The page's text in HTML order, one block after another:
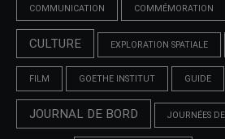
COMMUNICATION COMMÉMORATION
CULTURE EXPLORATION SPATIALE
FILM GOETHE INSTITUT GUIDE
JOURNAL DE BORD JOURNÉES